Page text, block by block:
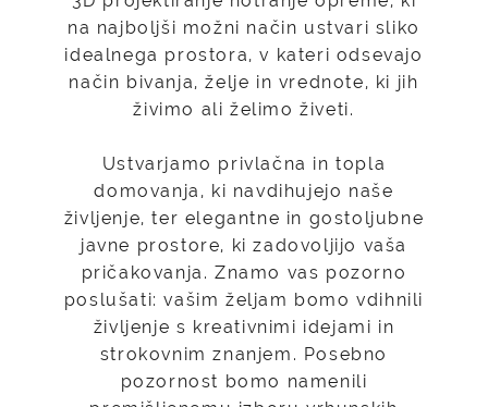
na najboljši možni način ustvari sliko
idealnega prostora, v kateri odsevajo
način bivanja, želje in vrednote, ki jih
živimo ali želimo živeti.
Ustvarjamo privlačna in topla
domovanja, ki navdihujejo naše
življenje, ter elegantne in gostoljubne
javne prostore, ki zadovoljijo vaša
pričakovanja. Znamo vas pozorno
poslušati: vašim željam bomo vdihnili
življenje s kreativnimi idejami in
strokovnim znanjem. Posebno
pozornost bomo namenili